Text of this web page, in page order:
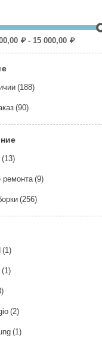
₽ - 15 000,00 ₽
(188)
(90)
(13)
ремонта (9)
(256)
(1)
(1)
(2)
(1)